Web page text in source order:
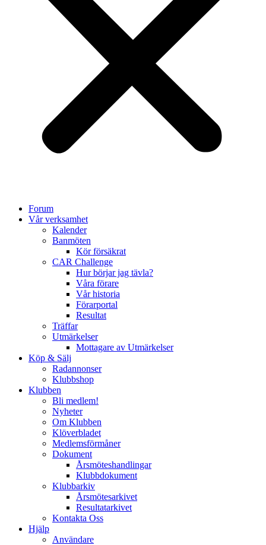
Forum
Vår verksamhet
Kalender
Banmöten
Kör försäkrat
CAR Challenge
Hur börjar jag tävla?
Våra förare
Vår historia
Förarportal
Resultat
Träffar
Utmärkelser
Mottagare av Utmärkelser
Köp & Sälj
Radannonser
Klubbshop
Klubben
Bli medlem!
Nyheter
Om Klubben
Klöverbladet
Medlemsförmåner
Dokument
Årsmöteshandlingar
Klubbdokument
Klubbarkiv
Årsmötesarkivet
Resultatarkivet
Kontakta Oss
Hjälp
Användare